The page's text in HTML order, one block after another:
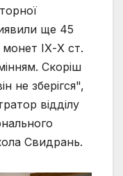
ще 45
ІХ-Х ст.
Скоріш
не зберігся",
відділу
Свидрань.